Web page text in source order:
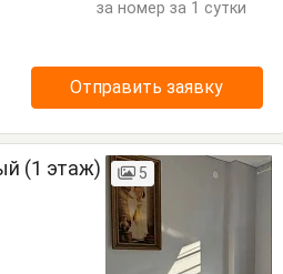
за номер за 1 сутки
Отправить заявку
(1 этаж) 5